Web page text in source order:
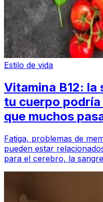
Estilo de vida
Vitamina B12: la
tu cuerpo
que muchos
Fatiga, problemas de
pueden estar
para el cerebro, la